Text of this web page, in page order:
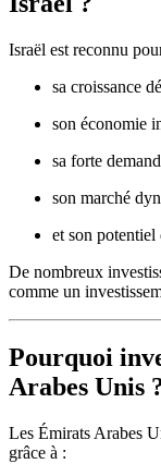
Israël est reconnu
sa croissance
son économie
sa forte
son marché
et son
De nombreux
comme un
Pourquoi
Arabes Unis
Les Émirats Arabes
grâce à :